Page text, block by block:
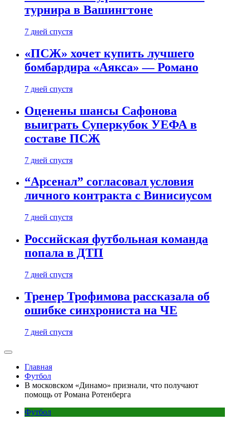
турнира в Вашингтоне
7 дней спустя
«ПСЖ» хочет купить лучшего
бомбардира «Аякса» — Романо
7 дней спустя
Оценены шансы Сафонова
выиграть Суперкубок УЕФА в
составе ПСЖ
7 дней спустя
“Арсенал” согласовал условия
личного контракта с Винисиусом
7 дней спустя
Российская футбольная команда
попала в ДТП
7 дней спустя
Тренер Трофимова рассказала об
ошибке синхрониста на ЧЕ
7 дней спустя
Главная
Футбол
В московском «Динамо» признали, что получают
помощь от Романа Ротенберга
Футбол